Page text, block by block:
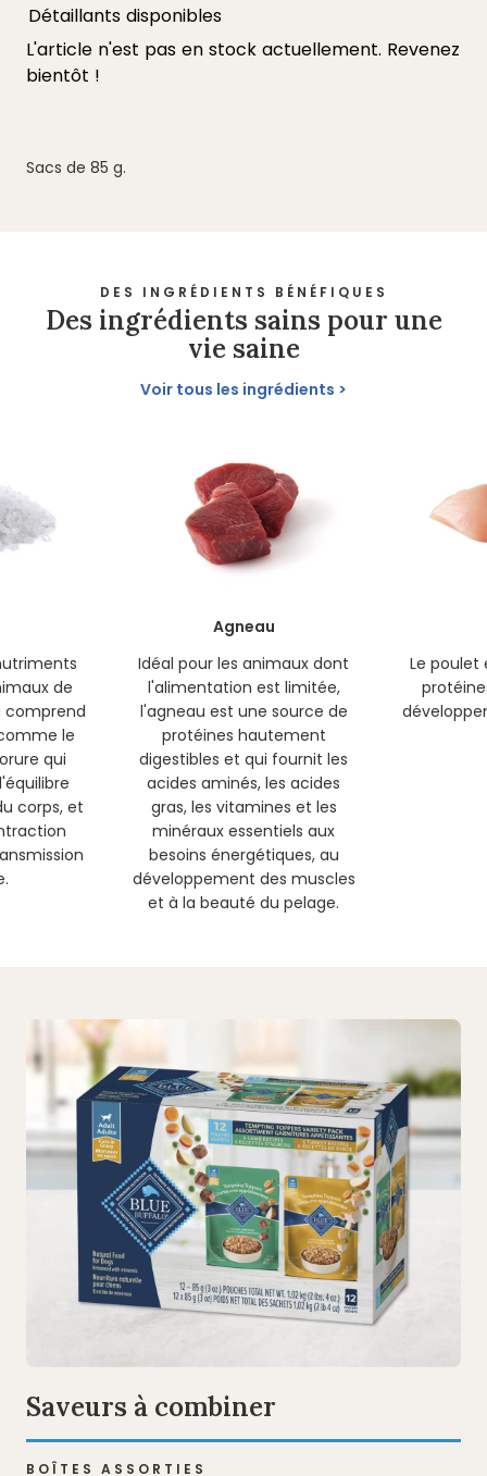
Sacs de 85 g.
DES INGRÉDIENTS BÉNÉFIQUES
Des ingrédients sains pour une
vie saine
Voir tous les ingrédients
de
comprend
le
qui
corps, et
Agneau
Idéal pour les animaux dont
l'alimentation est limitée,
l'agneau est une source de
protéines hautement
digestibles et qui fournit les
acides aminés, les acides
gras, les vitamines et les
minéraux essentiels aux
besoins énergétiques, au
développement des muscles
et à la beauté du pelage.
Le poulet
Saveurs à combiner
BOÎTES ASSORTIES